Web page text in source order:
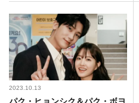
2023.10.13
パク・ヒョンシク＆パク・ボヨ